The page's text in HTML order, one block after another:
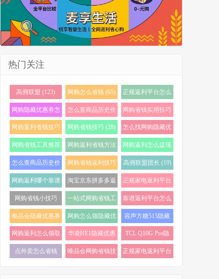
热门关注
高佣联盟 (123) 网购怎么省钱 (65)
正规返利平台怎么
选 (56)
网购隐藏优惠券怎
么找 (40)
怎么查商品历史价
格 (36)
网购省钱实用技巧
(35)
网购返利省钱技巧
(35)
网购省钱技巧 (28)
怎么找网购隐藏优
惠券 (24)
网购省钱工具推荐
(24)
网购返利省钱方法
(22)
网购返利怎么提现
(21)
怎么查商品历史价
格走势 (20)
网购省钱返利技巧
(20)
高佣联盟团长 (19)
网购返利哪个靠谱
(19)
淘宝京东拼多多返
利 (19)
正规家电返利平台
怎么选 (18)
网购省钱小技巧
(18)
一站式网购省钱工
具 (17)
靠谱返利平台怎么
选 (17)
唯品会隐藏优惠券
怎么找 (17)
网购怎么领隐藏优
惠券 (17)
容声方糖515隐藏
优惠券 (16)
网购返利怎么领取
(16)
华凌HE1隐藏优惠
券 (16)
TCL Q10G Pro隐
藏优惠券 (16)
点外卖怎么省钱
唯品会网购省钱技
正规家电返利平台